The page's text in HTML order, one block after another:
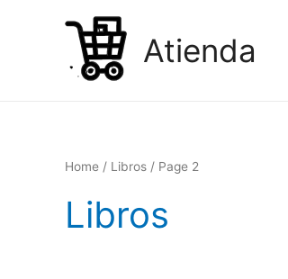
Atienda
Home / Libros / Page 2
Libros